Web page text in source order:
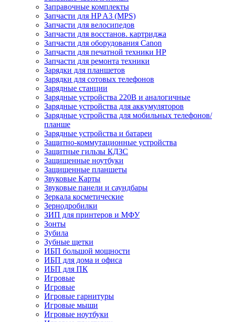
Заправочные комплекты
Запчасти для HP A3 (MPS)
Запчасти для велосипедов
Запчасти для восстанов. картриджа
Запчасти для оборудования Canon
Запчасти для печатной техники HP
Запчасти для ремонта техники
Зарядки для планшетов
Зарядки для сотовых телефонов
Зарядные станции
Зарядные устройства 220В и аналогичные
Зарядные устройства для аккумуляторов
Зарядные устройства для мобильных телефонов/
планше
Зарядные устройства и батареи
Защитно-коммутационные устройства
Защитные гильзы КДЗС
Защищенные ноутбуки
Защищенные планшеты
Звуковые Карты
Звуковые панели и саундбары
Зеркала косметические
Зернодробилки
ЗИП для принтеров и МФУ
Зонты
Зубила
Зубные щетки
ИБП большой мощности
ИБП для дома и офиса
ИБП для ПК
Игровые
Игровые
Игровые гарнитуры
Игровые мыши
Игровые ноутбуки